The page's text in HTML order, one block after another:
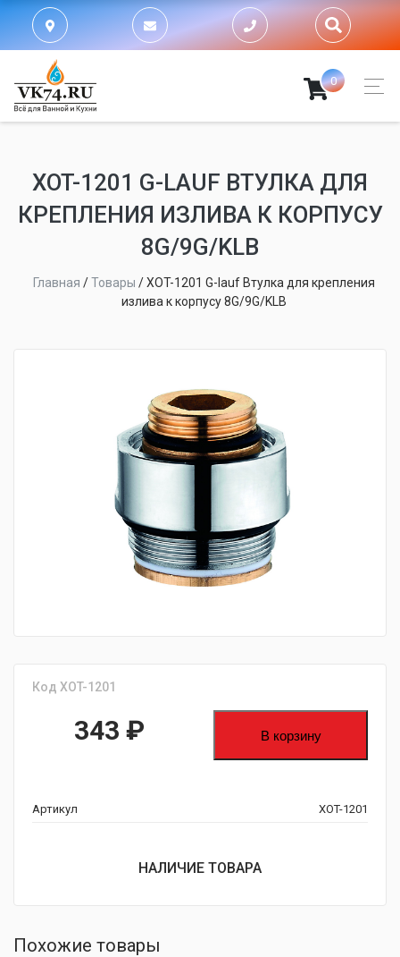
0
XOT-1201 G-LAUF ВТУЛКА ДЛЯ
КРЕПЛЕНИЯ ИЗЛИВА К КОРПУСУ
8G/9G/KLB
Главная /Товары /XOT-1201 G-lauf Втулка для крепления
излива к корпусу 8G/9G/KLB
Код XOT-1201
343 ₽ В корзину
Артикул XOT-1201
НАЛИЧИЕ ТОВАРА
Похожие товары